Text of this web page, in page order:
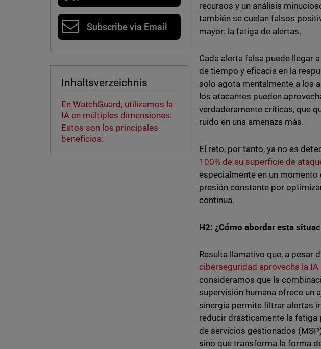
Subscribe via Email
Inhaltsverzeichnis
En WatchGuard, utilizamos la
IA en múltiples dimensiones:
Estos son los principales
beneficios:
recursos y un análisis
también se cuelan falsos
mayor: la fatiga de alertas.
Cada alerta falsa puede llegar
de tiempo y eficacia en la
solo agota mentalmente a los
los atacantes pueden
verdaderamente críticas, que
ruido en una amenaza más.
El reto, por tanto, ya no es
100% de su superficie de
especialmente en un
presión constante por
continua.
H2: ¿Cómo abordar esta
Resulta llamativo que, a pesar
ciberseguridad aprovecha la
consideramos que la
supervisión humana ofrece un
sinergia permite filtrar alertas
reducir drásticamente la
de servicios gestionados
sino que transforma la forma